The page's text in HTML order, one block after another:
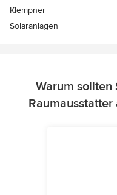
Klempner
Solaranlagen
Warum sollten